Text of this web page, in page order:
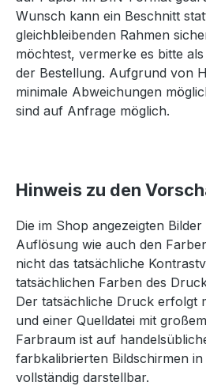
Wunsch kann ein Beschnitt
gleichbleibenden Rahmen
möchtest, vermerke es bitte
der Bestellung. Aufgrund von
minimale Abweichungen
sind auf Anfrage möglich.
Hinweis zu den
Die im Shop angezeigten
Auflösung wie auch den
nicht das tatsächliche
tatsächlichen Farben des
Der tatsächliche Druck erfolgt
und einer Quelldatei mit
Farbraum ist auf
farbkalibrierten Bildschirmen
vollständig darstellbar.